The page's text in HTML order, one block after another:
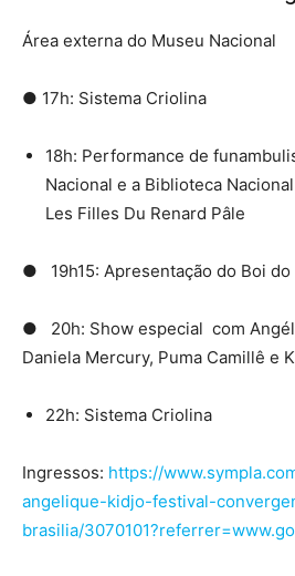
Área externa do Museu Nacional
● 17h: Sistema Criolina
18h: Performance de
Nacional e a Biblioteca
Les Filles Du Renard Pâle
● 19h15: Apresentação do Boi do
● 20h: Show especial com
Daniela Mercury, Puma Camillê e
22h: Sistema Criolina
Ingressos: https://
angelique-kidjo-festival-
brasilia/